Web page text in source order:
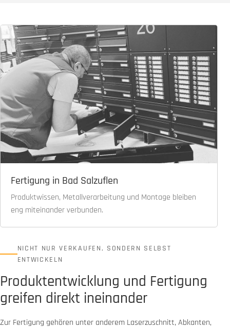
Fertigung in Bad Salzuflen
Produktwissen, Metallverarbeitung und Montage bleiben
eng miteinander verbunden.
NICHT NUR VERKAUFEN, SONDERN SELBST
ENTWICKELN
Produktentwicklung und Fertigung
greifen direkt ineinander
Zur Fertigung gehören unter anderem Laserzuschnitt, Abkanten,